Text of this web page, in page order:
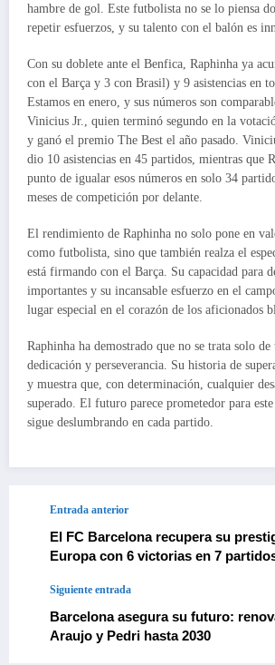
hambre de gol. Este futbolista no se lo piensa
repetir esfuerzos, y su talento con el balón es
Con su doblete ante el Benfica, Raphinha ya
con el Barça y 3 con Brasil) y 9 asistencias en
Estamos en enero, y sus números son
Vinicius Jr., quien terminó segundo en la
y ganó el premio The Best el año pasado.
dio 10 asistencias en 45 partidos, mientras que
punto de igualar esos números en solo 34
meses de competición por delante.
El rendimiento de Raphinha no solo pone en
como futbolista, sino que también realza el
está firmando con el Barça. Su capacidad para
importantes y su incansable esfuerzo en el
lugar especial en el corazón de los aficionados
Raphinha ha demostrado que no se trata solo
dedicación y perseverancia. Su historia de
y muestra que, con determinación, cualquier
superado. El futuro parece prometedor para
sigue deslumbrando en cada partido.
Entrada anterior
El FC Barcelona recupera su
Europa con 6 victorias en 7
Siguiente entrada
Barcelona asegura su futuro:
Araujo y Pedri hasta 2030